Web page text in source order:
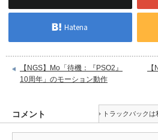
Hatena
【NGS】Mo「待機：『PSO2』
10周年」のモーション動作
コメント トラックバックは